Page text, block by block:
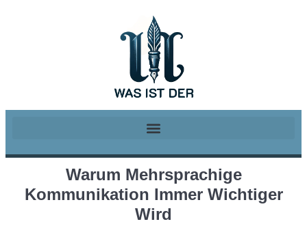
Warum Mehrsprachige
Kommunikation Immer Wichtiger
Wird